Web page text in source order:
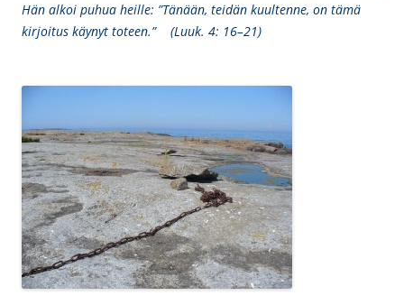
Hän alkoi puhua heille: ”Tänään, teidän kuultenne, on tämä
kirjoitus käynyt toteen.” (Luuk. 4: 16–21)